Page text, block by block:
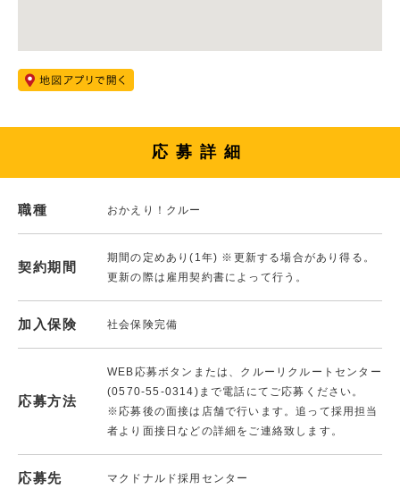
応募詳細
職種 おかえり！クルー
契約期間
期間の定めあり(1年) ※更新する場合があり得る。
更新の際は雇用契約書によって行う。
加入保険 社会保険完備
応募方法
WEB応募ボタンまたは、クルーリクルートセンター
(0570-55-0314)まで電話にてご応募ください。
※応募後の面接は店舗で行います。追って採用担当
者より面接日などの詳細をご連絡致します。
応募先 マクドナルド採用センター